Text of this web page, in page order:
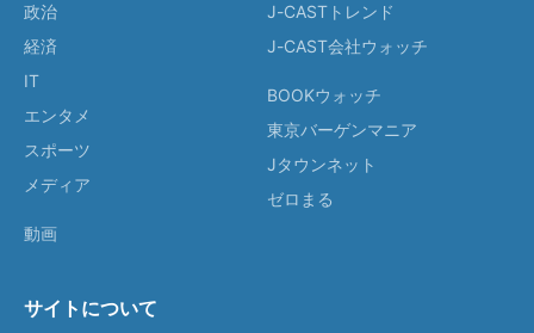
政治
経済
IT
エンタメ
スポーツ
メディア
動画
J-CASTトレンド
J-CAST会社ウォッチ
BOOKウォッチ
東京バーゲンマニア
Jタウンネット
ゼロまる
サイトについて